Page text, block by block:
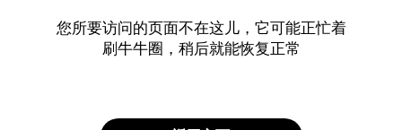
您所要访问的页面不在这儿，它可能正忙着
刷牛牛圈，稍后就能恢复正常